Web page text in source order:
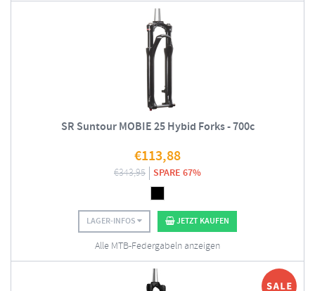
SR Suntour MOBIE 25 Hybid Forks - 700c
€113,88
€343,95 SPARE 67%
LAGER-INFOS JETZT KAUFEN
Alle MTB-Federgabeln anzeigen